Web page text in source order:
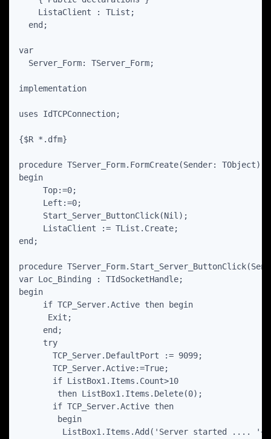
    ListaClient : TList;
  end;
var
  Server_Form: TServer_Form;
implementation
uses IdTCPConnection;
{$R *.dfm}
procedure TServer_Form.FormCreate(Sender: TObject);
begin
     Top:=0;
     Left:=0;
     Start_Server_ButtonClick(Nil);
     ListaClient := TList.Create;
end;
procedure
var Loc_Binding : TIdSocketHandle;
begin
     if TCP_Server.Active then begin
      Exit;
     end;
     try
       TCP_Server.DefaultPort := 9099;
       TCP_Server.Active:=True;
       if ListBox1.Items.Count>10
        then ListBox1.Items.Delete(0);
       if TCP_Server.Active then
        begin
ListBox1.Items.Add('Server started ....